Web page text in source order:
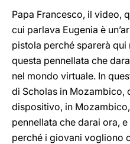
Papa Francesco, il video,
cui parlava Eugenia è
pistola perché sparerà
questa pennellata che
nel mondo virtuale. In
di Scholas in Mozambico,
dispositivo, in
pennellata che darai ora,
perché i giovani vogliono